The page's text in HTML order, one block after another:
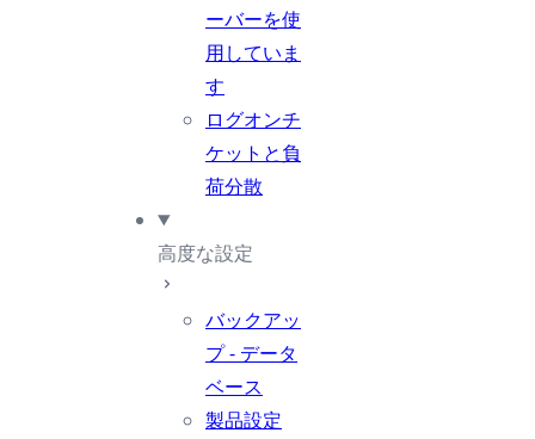
ーバーを使
用していま
す
ログオンチ
ケットと負
荷分散
高度な設定
バックアッ
プ - データ
ベース
製品設定